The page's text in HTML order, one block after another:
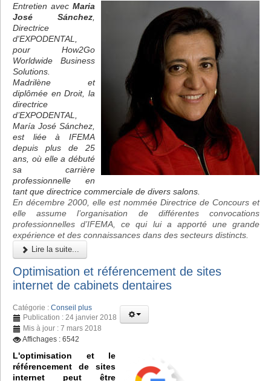
Entretien avec Maria
José Sánchez
Directrice
d'EXPODENTAL,
pour How2Go
Worldwide Business
Solutions.
Madrilène et
diplômée en Droit, la
directrice
d’EXPODENTAL,
María José Sánchez,
est liée à IFEMA
depuis plus de 25
ans, où elle a débuté
sa carrière
professionnelle en
tant que directrice commerciale de divers salons.
En décembre 2000, elle est nommée Directrice de Concours et
elle assume l’organisation de différentes convocations
professionnelles d’IFEMA, ce qui lui a apporté une grande
expérience et des connaissances dans des secteurs distincts.
Lire la suite...
Optimisation et référencement de sites
internet de cabinets dentaires
Catégorie : Conseil plus
Publication : 24 janvier 2018
Mis à jour : 7 mars 2018
Affichages : 6542
L'optimisation et le
référencement de sites
internet peut être